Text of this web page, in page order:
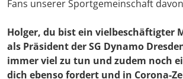
Fans unserer Sportgemeinschaft
Holger, du bist ein vielbeschäftigter
als Präsident der SG Dynamo
immer viel zu tun und zudem noch
dich ebenso fordert und in Corona-